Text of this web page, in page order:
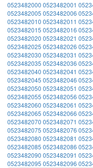
0523482000 0523482001
0523482005 0523482006
0523482010 0523482011
0523482015 0523482016
0523482020 0523482021
0523482025 0523482026
0523482030 0523482031
0523482035 0523482036
0523482040 0523482041
0523482045 0523482046
0523482050 0523482051
0523482055 0523482056
0523482060 0523482061
0523482065 0523482066
0523482070 0523482071
0523482075 0523482076
0523482080 0523482081
0523482085 0523482086
0523482090 0523482091
0523482095 0523482096